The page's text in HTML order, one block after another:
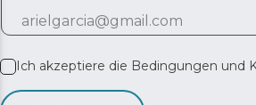
Ich akzeptiere die Bedingungen und